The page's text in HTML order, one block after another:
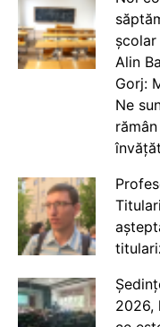
Alin
Gorj:
Ne
2026,